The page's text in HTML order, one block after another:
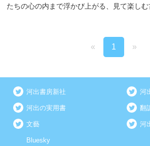
たちの心の内まで浮かび上がる、見て楽しむ
« 1 »
河出書房新社 河
河出の実用書 翻
文藝 河
Bluesky